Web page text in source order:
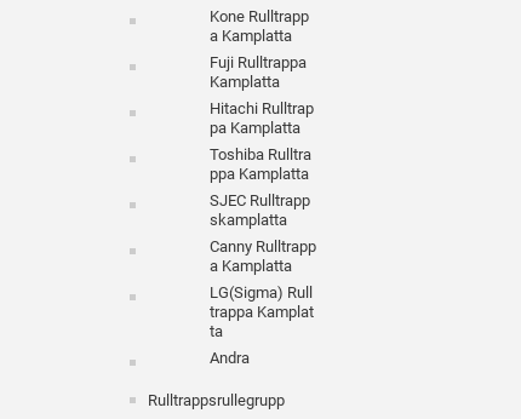
Kone Rulltrapp
A Kamplatta
Fuji Rulltrappa
Kamplatta
Hitachi Rulltrap
Pa Kamplatta
Toshiba Rulltra
Ppa Kamplatta
SJEC Rulltrapp
Skamplatta
Canny Rulltrapp
A Kamplatta
LG(Sigma) Rull
Trappa Kamplat
Ta
Andra
Rulltrappsrullegrupp